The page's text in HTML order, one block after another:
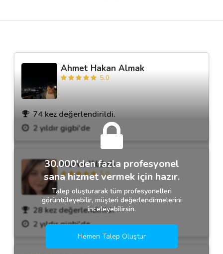
Ahmet Hakan Almak
5.0
74 kez değerlendirildi.
2 yıldır gigbi'de
Merve Yıldızlı
5.0
28 kez değerlendirildi.
2 yıldır gigbi'de
30.000'den fazla profesyonel
sana hizmet vermek için hazır.
Talep oluşturarak tüm profesyonelleri
görüntüleyebilir, müşteri değerlendirmelerini
inceleyebilirsin.
Hemen Talep Oluştur